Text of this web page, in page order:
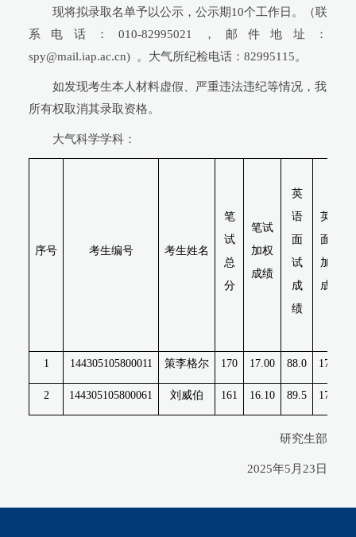
现将拟录取名单予以公示，公示期10个工作日。（联
系电话：010-82995021，邮件地址：
spy@mail.iap.ac.cn) 。大气所纪检电话：82995115。
如发现考生本人材料虚假、严重违法违纪等情况，我
所有权取消其录取资格。
大气科学学科：
序号 考生编号 考生姓名
笔
试
总
分
笔试
加权
成绩
英
语
面
试
成
绩
英语
面试
加权
成绩
1 144305105800011 策李格尔 170 17.00 88.0 17.60
2 144305105800061 刘威伯 161 16.10 89.5 17.90
研究生部
2025年5月23日